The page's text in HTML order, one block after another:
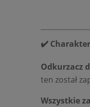
✔️
Odkurzacz
ten został
Wszystkie